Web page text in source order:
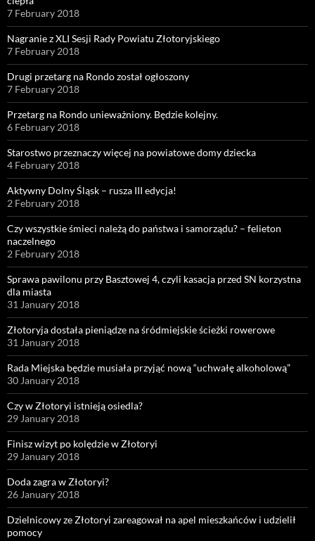
7 February 2018
Nagranie z XLI Sesji Rady Powiatu Złotoryjskiego
7 February 2018
Drugi przetarg na Rondo został ogłoszony
7 February 2018
Przetarg na Rondo unieważniony. Będzie kolejny.
6 February 2018
Starostwo przeznaczy więcej na powiatowe domy dziecka
4 February 2018
Aktywny Dolny Śląsk – rusza III edycja!
2 February 2018
Czy wszystkie śmieci należą do państwa i samorządu? – felieton
naczelnego
2 February 2018
Sprawa pawilonu przy Basztowej 4, czyli kasacja przed SN korzystna
dla miasta
31 January 2018
Złotoryja dostała pieniądze na śródmiejskie ścieżki rowerowe
31 January 2018
Rada Miejska będzie musiała przyjąć nową “uchwałę alkoholową”
30 January 2018
Czy w Złotoryi istnieją osiedla?
29 January 2018
Finisz wizyt po kolędzie w Złotoryi
29 January 2018
Doda zagra w Złotoryi?
26 January 2018
Dzielnicowy ze Złotoryi zareagował na apel mieszkańców i udzielił
pomocy